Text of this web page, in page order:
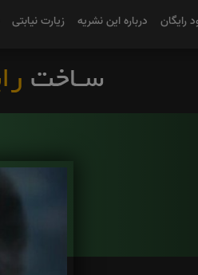
رایگان درباره این نشریه زیارت نیابتی